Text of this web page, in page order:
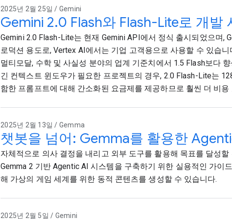
2025년 2월 25일 / Gemini
Gemini 2.0 Flash와 Flash-Lite로 개발
Gemini 2.0 Flash-Lite는 현재 Gemini API에서 정식 출시되었으며,
로덕션 용도로, Vertex AI에서는 기업 고객용으로 사용할 수 있습
멀티모달, 수학 및 사실성 분야의 업계 기준치에서 1.5 Flash보다
긴 컨텍스트 윈도우가 필요한 프로젝트의 경우, 2.0 Flash-Lite는
함한 프롬프트에 대해 간소화된 요금제를 제공하므로 훨씬 더 비
2025년 2월 13일 / Gemma
챗봇을 넘어: Gemma를 활용한
자체적으로 의사 결정을 내리고 외부 도구를 활용해 목표를 달성할
Gemma 2 기반 Agentic AI 시스템을 구축하기 위한 실용적인 가이
해 가상의 게임 세계를 위한 동적 콘텐츠를 생성할 수 있습니다.
2025년 2월 5일 / Gemini